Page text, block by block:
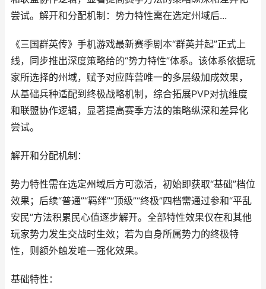
尝试。解开和分配机制：势力特性需在选定州域后...
《三国群英传》手机游戏最新赛季剧本“群英并起”正式上
线，同步推出深度策略给的“势力特性”体系。该体系依据玩
家所选择的州域，赋予对应阵营唯一的多层级加成效果，
从基础兵种适配到终极战略机制，综合拓展PVP对抗维度
和联盟协作逻辑，显著提高赛季方法的策略纵深和差异化
尝试。
解开和分配机制：
势力特性需在选定州域后方可激活，初始即获取“基础”档位
效果；后续“普通”“羁绊”“顶级”“终极”四档需通过参和“平乱
安民”方法积累民心值逐步解开。全部特性效果仅在和其他
玩家势力发生交战时生效；若为自身所属势力的终极特
性，则额外触发唯一强化效果。
基础特性：